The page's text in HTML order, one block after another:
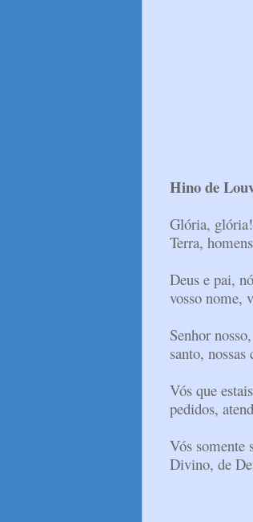
Hino de
Glória,
Terra,
Deus e pai,
vosso nome,
Senhor
santo,
Vós que
pedidos,
Vós somente
Divino, de